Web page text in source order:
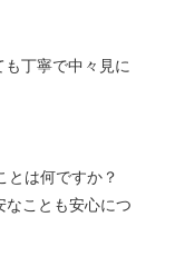
丁寧で中々見に
は何ですか？
ことも安心につ